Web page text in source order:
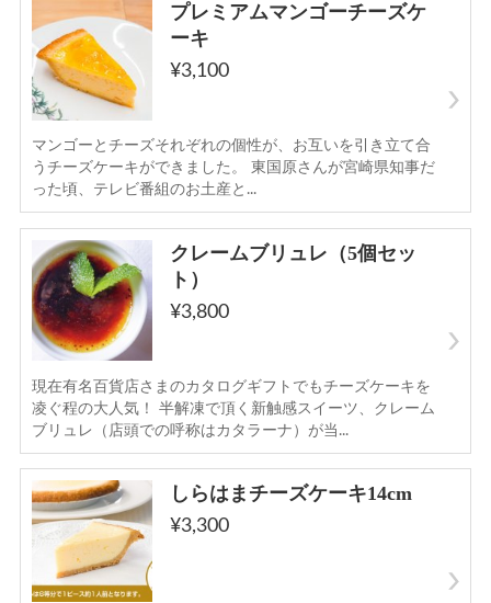
パウンドケーキ
クッキーその他
ギフトセット
お買い物ガイド
特定商取引法に基づく表記
クレームブリュレ関連の記事
野菜ケーキ関連の記事
チョコレート関連の記事
クッキー関連の記事
お問い合わせ
プレミアムマンゴーチーズケ
ーキ
¥3,100
マンゴーとチーズそれぞれの個性が、お互いを引き立て合
うチーズケーキができました。 東国原さんが宮崎県知事だ
った頃、テレビ番組のお土産と...
クレームブリュレ（5個セッ
ト）
¥3,800
現在有名百貨店さまのカタログギフトでもチーズケーキを
凌ぐ程の大人気！ 半解凍で頂く新触感スイーツ、クレーム
ブリュレ（店頭での呼称はカタラーナ）が当...
しらはまチーズケーキ14cm
¥3,300